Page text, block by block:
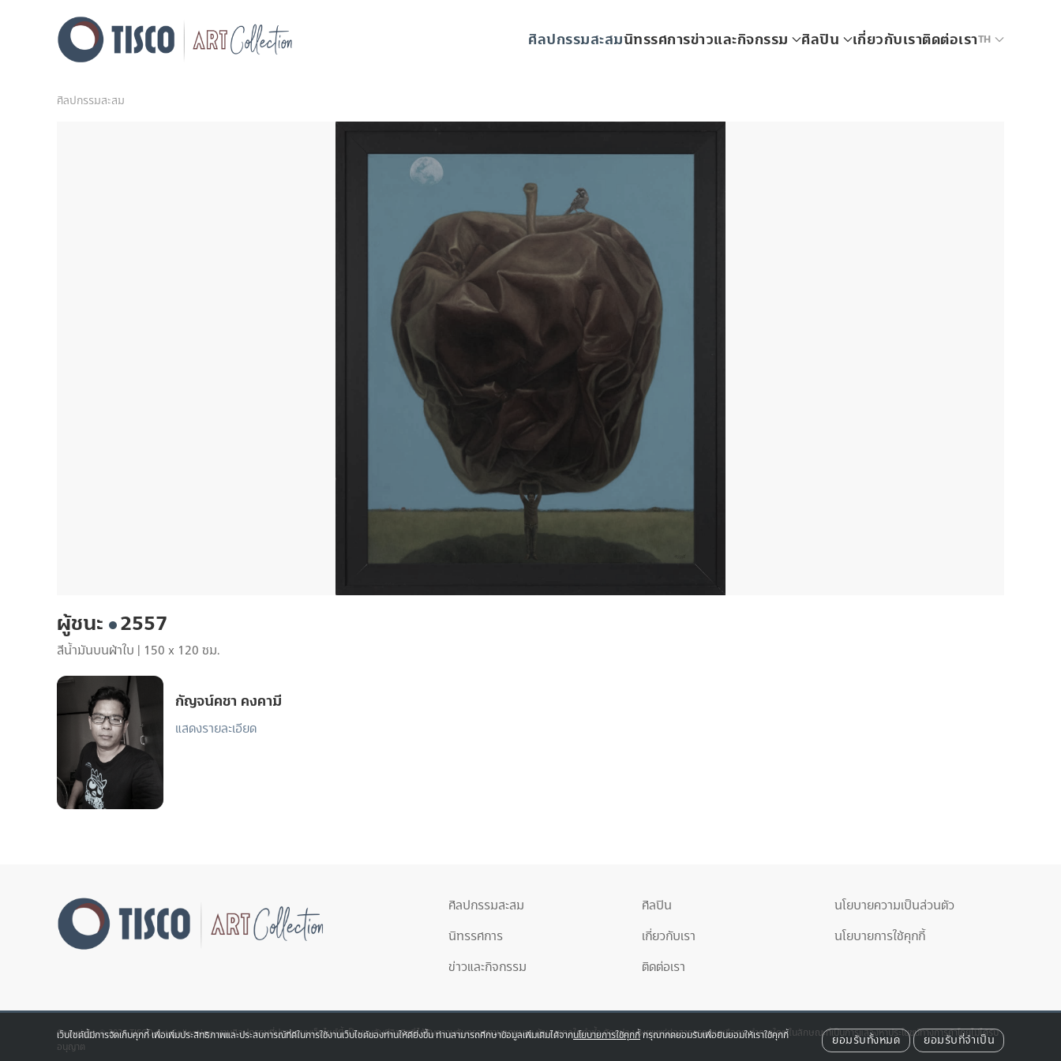
ศิลปกรรมสะสมนิทรรศการข่าวและกิจกรรม ศิลปิน เกี่ยวกับเราติดต่อเราTH
ศิลปกรรมสะสม
ผู้ชนะ 2557
สีน้ำมันบนผ้าใบ | 150 x 120 ซม.
กัญจน์คชา คงคามี
แสดงรายละเอียด
ศิลปกรรมสะสม
นิทรรศการ
ข่าวและกิจกรรม
ศิลปิน
เกี่ยวกับเรา
ติดต่อเรา
นโยบายความเป็นส่วนตัว
นโยบายการใช้คุกกี้
Copyright © 2026 TISCO Art Collection. งานศิลปกรรมที่ปรากฎบนเว็บไซต์นี้ เป็นงานอันมีลิขสิทธิ์ได้รับความคุ้มครองตามกฎหมาย ห้ามบุคคลใดทำซ้ำ ดัดแปลง เผยแพร่ต่อสาธารณชนหรือกระทำการใดๆ ในลักษณะที่เป็นการแสวงหาประโยชน์ทางการค้าโดยไม่ได้รับ
อนุญาต
เว็บไซต์นี้มีการจัดเก็บคุกกี้ เพื่อเพิ่มประสิทธิภาพและประสบการณ์ที่ดีในการใช้งานเว็บไซต์ของท่านให้ดียิ่งขึ้น ท่านสามารถศึกษาข้อมูลเพิ่มเติมได้จากนโยบายการใช้คุกกี้กรุณากดยอมรับเพื่อยินยอมให้เราใช้คุกกี้ ยอมรับทั้งหมด ยอมรับที่จำเป็น